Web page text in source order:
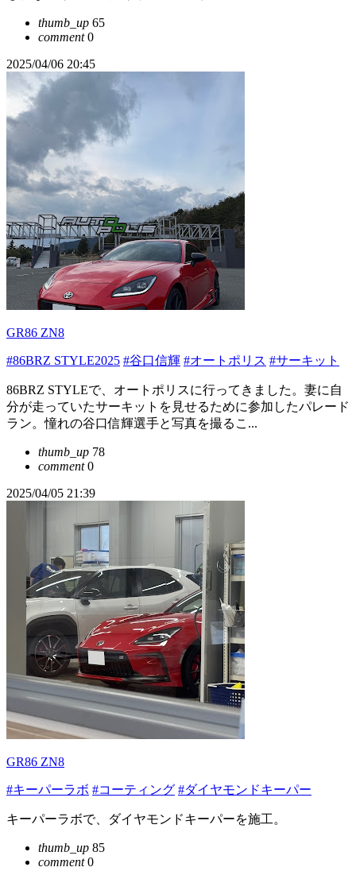
thumb_up 65
comment0
2025/04/06 20:45
GR86 ZN8
#86BRZ STYLE2025 #谷口信輝 #オートポリス #サーキット
86BRZ STYLEで、オートポリスに行ってきました。妻に自
分が走っていたサーキットを見せるために参加したパレード
ラン。憧れの谷口信輝選手と写真を撮るこ...
thumb_up 78
comment0
2025/04/05 21:39
GR86 ZN8
#キーパーラボ #コーティング #ダイヤモンドキーパー
キーパーラボで、ダイヤモンドキーパーを施工。
thumb_up 85
comment0